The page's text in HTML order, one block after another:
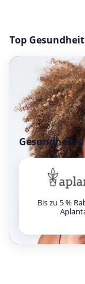
Top
Gesundheit
Bis zu 5 %